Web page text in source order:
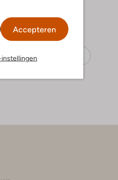
Accepteren
Raizzed